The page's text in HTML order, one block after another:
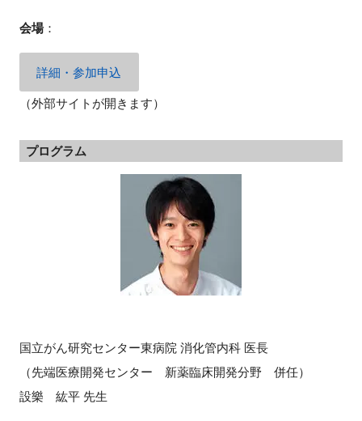
閉じる
会場：
詳細・参加申込
（外部サイトが開きます）
プログラム
国立がん研究センター東病院 消化管内科 医長
（先端医療開発センター 新薬臨床開発分野 併任）
設樂 紘平 先生